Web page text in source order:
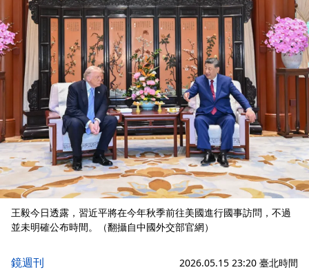
王毅今日透露，習近平將在今年秋季前往美國進行國事訪問，不過
並未明確公布時間。（翻攝自中國外交部官網）
鏡週刊 2026.05.15 23:20 臺北時間